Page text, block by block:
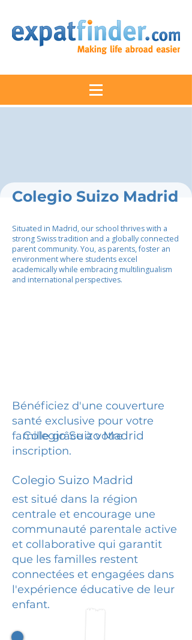
Colegio Suizo Madrid
Situated in Madrid, our school thrives with a
strong Swiss tradition and a globally connected
parent community. You, as parents, foster an
environment where students excel
academically while embracing multilingualism
and international perspectives.
Bénéficiez d'une couverture
santé exclusive pour votre
famille grâce à votre
inscription.
Colegio Suizo Madrid
Colegio Suizo Madrid
est situé dans la région
centrale et encourage une
communauté parentale active
et collaborative qui garantit
que les familles restent
connectées et engagées dans
l'expérience éducative de leur
enfant.